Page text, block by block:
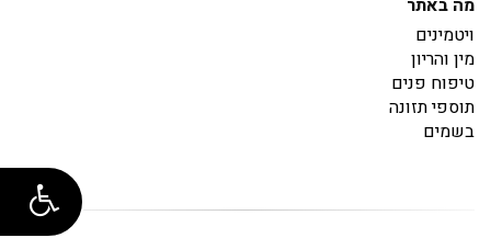
ויטמינים
מין והריון
טיפוח פנים
תוספי תזונה
בשמים